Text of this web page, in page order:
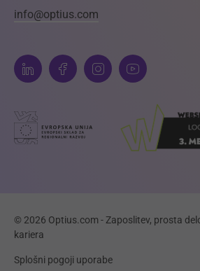
info@optius.com
© 2026 Optius.com - Zaposlitev, prosta
kariera
Splošni pogoji uporabe